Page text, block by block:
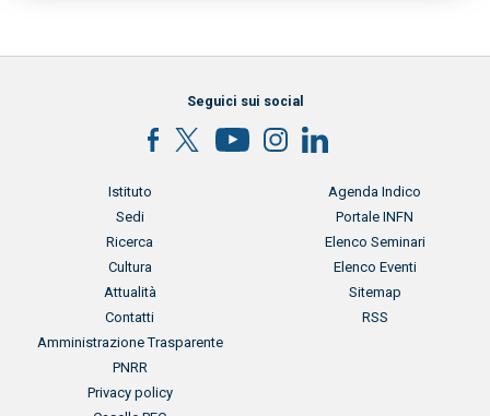
Seguici sui social
Menu footer
Istituto
Sedi
Ricerca
Cultura
Attualità
Contatti
Menu footer 2
Agenda Indico
Portale INFN
Elenco Seminari
Elenco Eventi
Sitemap
RSS
Menu footer 3
Amministrazione Trasparente
PNRR
Privacy policy